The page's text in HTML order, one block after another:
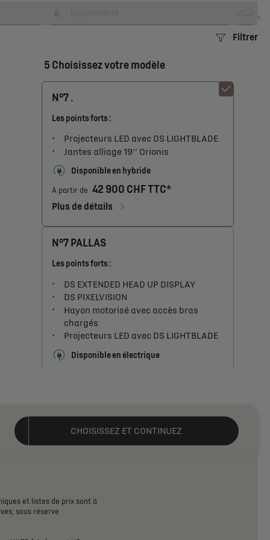
Filtrer
5 Choisissez votre modèle
N°7 .
Les points forts :
Projecteurs LED avec DS LIGHTBLADE
Jantes alliage 19'' Orionis
Disponible en hybride
À partir de 42 900 CHF TTC*
Plus de détails
N°7 PALLAS
Les points forts :
DS EXTENDED HEAD UP DISPLAY
DS PIXELVISION
Hayon motorisé avec accès bras
chargés
Projecteurs LED avec DS LIGHTBLADE
Disponible en électrique
N°7 ÉTOILE
Hayon motorisé avec accès bras
CHOISISSEZ ET CONTINUEZ
et listes de prix sont à
sous réserve